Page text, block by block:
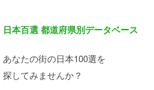
日本百選 都道府県別データベース
あなたの街の日本100選を
探してみませんか？